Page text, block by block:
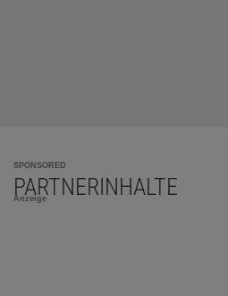
SPONSORED
PARTNERINHALTE
Anzeige